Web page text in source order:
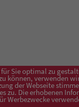
Sie optimal zu
können, verwenden
der Webseite
zu. Die erhobenen
Werbezwecke
AGB